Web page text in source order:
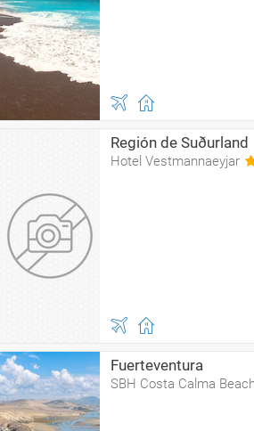
Región de Suðurland
Hotel Vestmannaeyjar
Fuerteventura
SBH Costa Calma